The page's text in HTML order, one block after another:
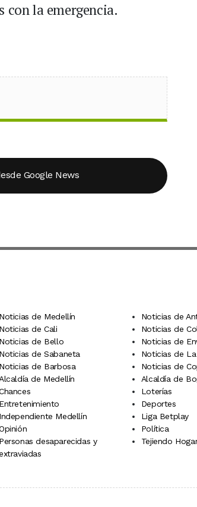
con la emergencia.
Google News
Noticias de Medellín
Noticias de
Noticias de Cali
Noticias de
Noticias de Bello
Noticias de
Noticias de Sabaneta
Noticias de
Noticias de Barbosa
Noticias de
de Medellín
Alcaldía de
Loterías
Entretenimiento
Deportes
Independiente Medellín
Liga Betplay
Política
Personas desaparecidas y
Tejiendo